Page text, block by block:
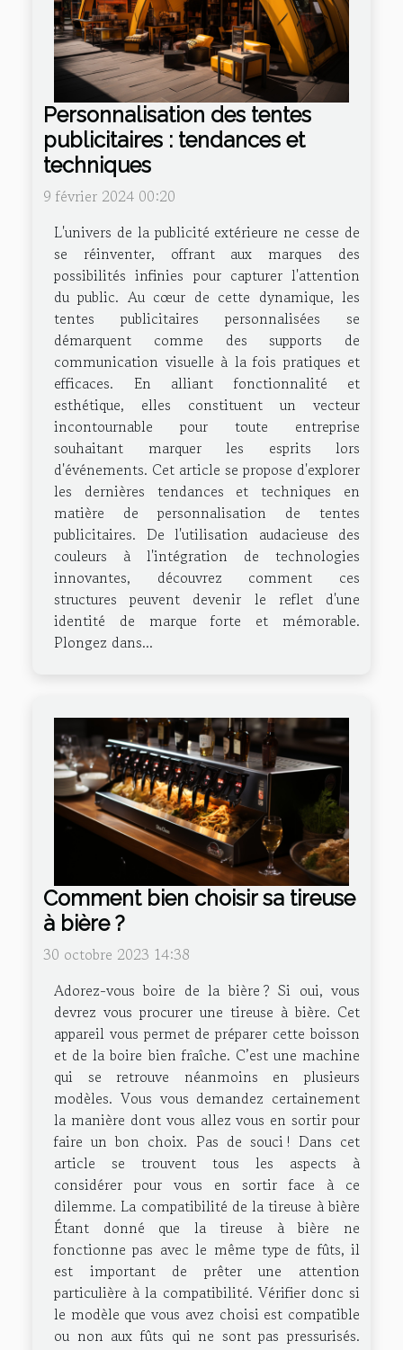
Personnalisation des tentes
publicitaires : tendances et
techniques
9 février 2024 00:20
L'univers de la publicité extérieure ne cesse de
se réinventer, offrant aux marques des
possibilités infinies pour capturer l'attention
du public. Au cœur de cette dynamique, les
tentes publicitaires personnalisées se
démarquent comme des supports de
communication visuelle à la fois pratiques et
efficaces. En alliant fonctionnalité et
esthétique, elles constituent un vecteur
incontournable pour toute entreprise
souhaitant marquer les esprits lors
d'événements. Cet article se propose d'explorer
les dernières tendances et techniques en
matière de personnalisation de tentes
publicitaires. De l'utilisation audacieuse des
couleurs à l'intégration de technologies
innovantes, découvrez comment ces
structures peuvent devenir le reflet d'une
identité de marque forte et mémorable.
Plongez dans...
Comment bien choisir sa tireuse
à bière ?
30 octobre 2023 14:38
Adorez-vous boire de la bière ? Si oui, vous
devrez vous procurer une tireuse à bière. Cet
appareil vous permet de préparer cette boisson
et de la boire bien fraîche. C’est une machine
qui se retrouve néanmoins en plusieurs
modèles. Vous vous demandez certainement
la manière dont vous allez vous en sortir pour
faire un bon choix. Pas de souci ! Dans cet
article se trouvent tous les aspects à
considérer pour vous en sortir face à ce
dilemme. La compatibilité de la tireuse à bière
Étant donné que la tireuse à bière ne
fonctionne pas avec le même type de fûts, il
est important de prêter une attention
particulière à la compatibilité. Vérifier donc si
le modèle que vous avez choisi est compatible
ou non aux fûts qui ne sont pas pressurisés.